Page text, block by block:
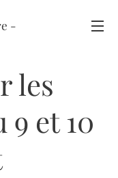
-
les
9 et 10